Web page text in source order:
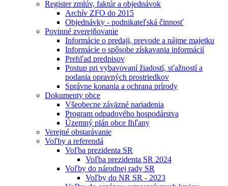
Register zmlúv, faktúr a objednávok
Archív ZFO do 2015
Objednávky - podnikateľská činnosť
Povinné zverejňovanie
Informácie o predaji, prevode a nájme majetku
Informácie o spôsobe získavania informácií
Prehľad predpisov
Postup pri vybavovaní žiadostí, sťažností a
podania opravných prostriedkov
Správne konania a ochrana prírody
Dokumenty obce
Všeobecne záväzné nariadenia
Program odpadového hospodárstva
Územný plán obce Ihľany
Verejné obstarávanie
Voľby a referendá
Voľba prezidenta SR
Voľba prezidenta SR 2024
Voľby do národnej rady SR
Voľby do NR SR - 2023